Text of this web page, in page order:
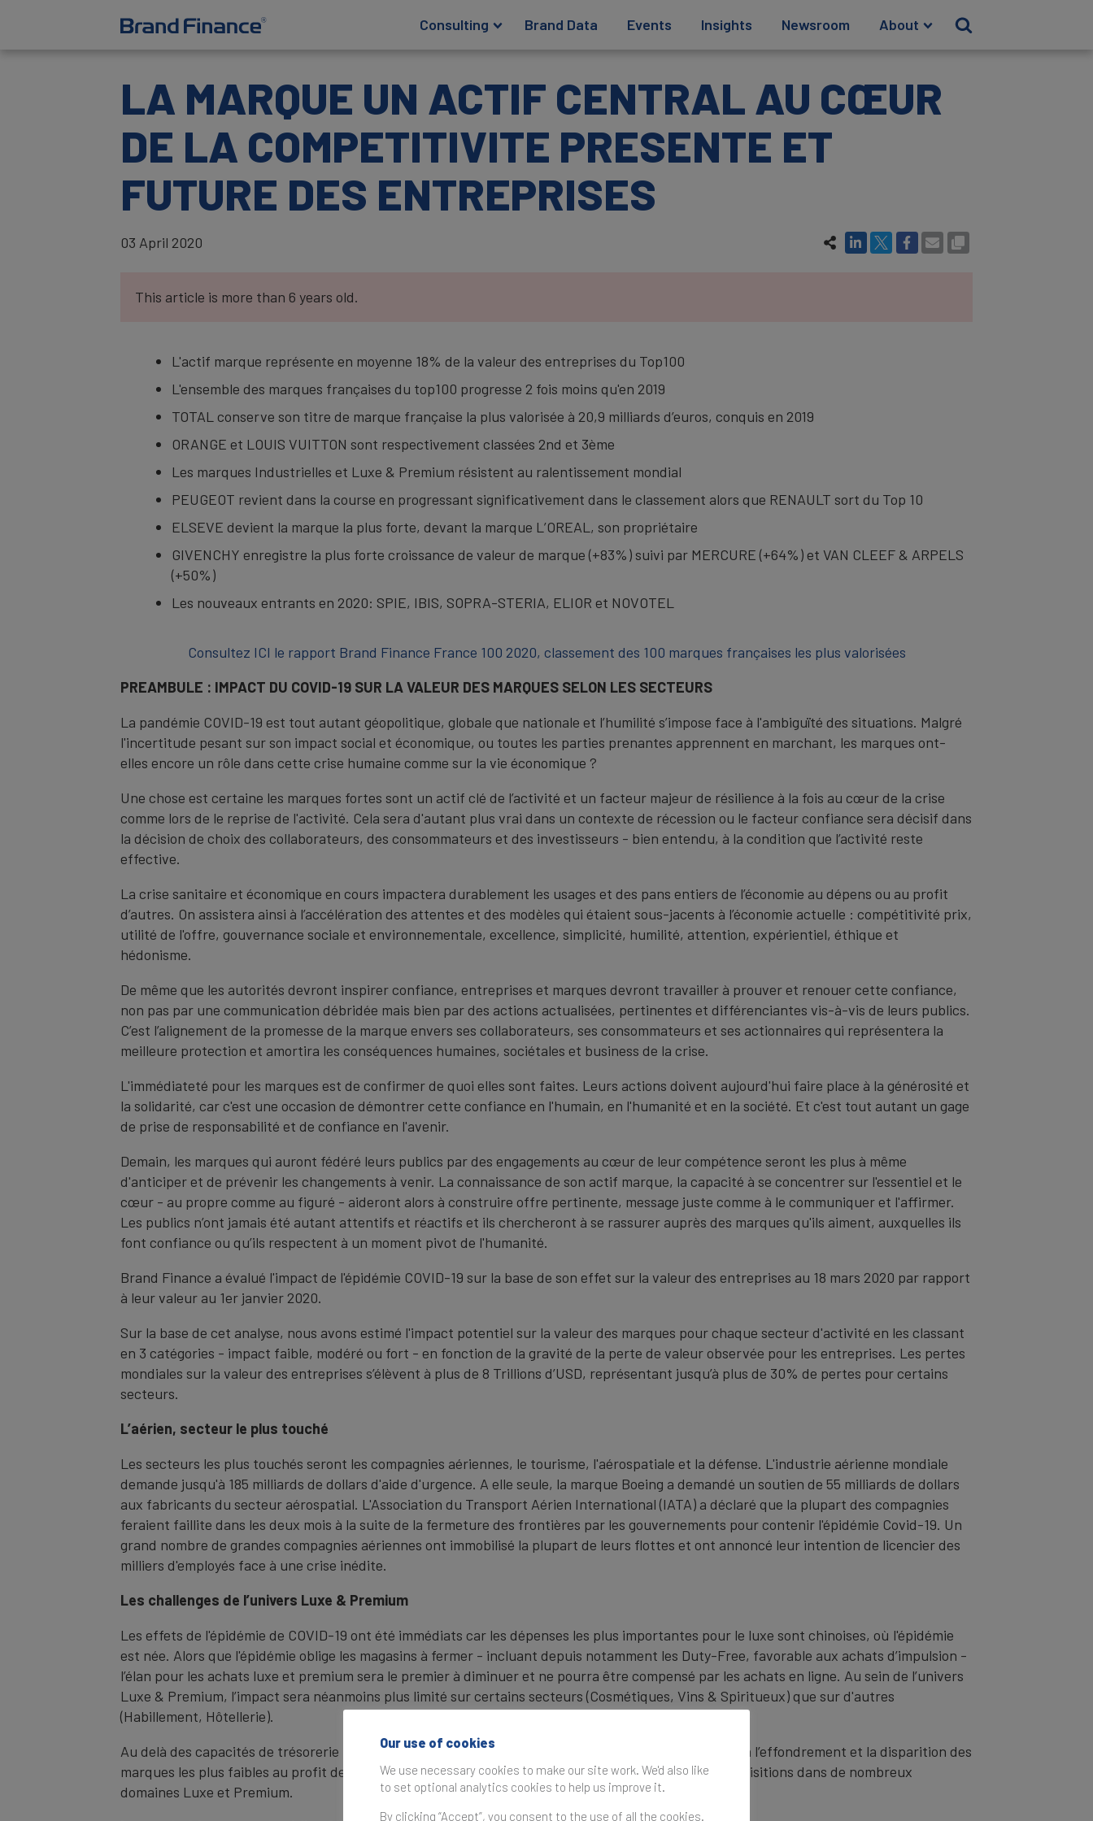
Consulting Brand Data Events Insights Newsroom About
LA MARQUE UN ACTIF CENTRAL AU CŒUR
DE LA COMPETITIVITE PRESENTE ET
FUTURE DES ENTREPRISES
03 April 2020
This article is more than 6 years old.
L'actif marque représente en moyenne 18% de la valeur des entreprises du Top100
L'ensemble des marques françaises du top100 progresse 2 fois moins qu'en 2019
TOTAL conserve son titre de marque française la plus valorisée à 20,9 milliards d’euros, conquis en 2019
ORANGE et LOUIS VUITTON sont respectivement classées 2nd et 3ème
Les marques Industrielles et Luxe & Premium résistent au ralentissement mondial
PEUGEOT revient dans la course en progressant significativement dans le classement alors que RENAULT sort du Top 10
ELSEVE devient la marque la plus forte, devant la marque L’OREAL, son propriétaire
GIVENCHY enregistre la plus forte croissance de valeur de marque (+83%) suivi par MERCURE (+64%) et VAN CLEEF & ARPELS
(+50%)
Les nouveaux entrants en 2020: SPIE, IBIS, SOPRA-STERIA, ELIOR et NOVOTEL
Consultez ICI le rapport Brand Finance France 100 2020, classement des 100 marques françaises les plus valorisées
PREAMBULE : IMPACT DU COVID-19 SUR LA VALEUR DES MARQUES SELON LES SECTEURS
La pandémie COVID-19 est tout autant géopolitique, globale que nationale et l’humilité s’impose face à l'ambiguïté des situations. Malgré
l'incertitude pesant sur son impact social et économique, ou toutes les parties prenantes apprennent en marchant, les marques ont-
elles encore un rôle dans cette crise humaine comme sur la vie économique ?
Une chose est certaine les marques fortes sont un actif clé de l’activité et un facteur majeur de résilience à la fois au cœur de la crise
comme lors de le reprise de l'activité. Cela sera d'autant plus vrai dans un contexte de récession ou le facteur confiance sera décisif dans
la décision de choix des collaborateurs, des consommateurs et des investisseurs - bien entendu, à la condition que l’activité reste
effective.
La crise sanitaire et économique en cours impactera durablement les usages et des pans entiers de l’économie au dépens ou au profit
d’autres. On assistera ainsi à l’accélération des attentes et des modèles qui étaient sous-jacents à l’économie actuelle : compétitivité prix,
utilité de l'offre, gouvernance sociale et environnementale, excellence, simplicité, humilité, attention, expérientiel, éthique et
hédonisme.
De même que les autorités devront inspirer confiance, entreprises et marques devront travailler à prouver et renouer cette confiance,
non pas par une communication débridée mais bien par des actions actualisées, pertinentes et différenciantes vis-à-vis de leurs publics.
C’est l’alignement de la promesse de la marque envers ses collaborateurs, ses consommateurs et ses actionnaires qui représentera la
meilleure protection et amortira les conséquences humaines, sociétales et business de la crise.
L'immédiateté pour les marques est de confirmer de quoi elles sont faites. Leurs actions doivent aujourd'hui faire place à la générosité et
la solidarité, car c'est une occasion de démontrer cette confiance en l'humain, en l'humanité et en la société. Et c'est tout autant un gage
de prise de responsabilité et de confiance en l'avenir.
Demain, les marques qui auront fédéré leurs publics par des engagements au cœur de leur compétence seront les plus à même
d'anticiper et de prévenir les changements à venir. La connaissance de son actif marque, la capacité à se concentrer sur l'essentiel et le
cœur - au propre comme au figuré - aideront alors à construire offre pertinente, message juste comme à le communiquer et l'affirmer.
Les publics n’ont jamais été autant attentifs et réactifs et ils chercheront à se rassurer auprès des marques qu'ils aiment, auxquelles ils
font confiance ou qu’ils respectent à un moment pivot de l'humanité.
Brand Finance a évalué l'impact de l'épidémie COVID-19 sur la base de son effet sur la valeur des entreprises au 18 mars 2020 par rapport
à leur valeur au 1er janvier 2020.
Sur la base de cet analyse, nous avons estimé l'impact potentiel sur la valeur des marques pour chaque secteur d'activité en les classant
en 3 catégories - impact faible, modéré ou fort - en fonction de la gravité de la perte de valeur observée pour les entreprises. Les pertes
mondiales sur la valeur des entreprises s’élèvent à plus de 8 Trillions d’USD, représentant jusqu’à plus de 30% de pertes pour certains
secteurs.
L’aérien, secteur le plus touché
Les secteurs les plus touchés seront les compagnies aériennes, le tourisme, l'aérospatiale et la défense. L'industrie aérienne mondiale
demande jusqu'à 185 milliards de dollars d'aide d'urgence. A elle seule, la marque Boeing a demandé un soutien de 55 milliards de dollars
aux fabricants du secteur aérospatial. L'Association du Transport Aérien International (IATA) a déclaré que la plupart des compagnies
feraient faillite dans les deux mois à la suite de la fermeture des frontières par les gouvernements pour contenir l'épidémie Covid-19. Un
grand nombre de grandes compagnies aériennes ont immobilisé la plupart de leurs flottes et ont annoncé leur intention de licencier des
milliers d'employés face à une crise inédite.
Les challenges de l’univers Luxe & Premium
Les effets de l'épidémie de COVID-19 ont été immédiats car les dépenses les plus importantes pour le luxe sont chinoises, où l'épidémie
est née. Alors que l'épidémie oblige les magasins à fermer - incluant depuis notamment les Duty-Free, favorable aux achats d’impulsion -
l’élan pour les achats luxe et premium sera le premier à diminuer et ne pourra être compensé par les achats en ligne. Au sein de l’univers
Luxe & Premium, l’impact sera néanmoins plus limité sur certains secteurs (Cosmétiques, Vins & Spiritueux) que sur d'autres
(Habillement, Hôtellerie).
Au delà des capacités de trésorerie pour amortir les conséquences de cette récession, cela favorisera l’effondrement et la disparition des
marques les plus faibles au profit des marques fortes et conduira à l’accélération des Fusions et Acquisitions dans de nombreux
domaines Luxe et Premium.
Our use of cookies
We use necessary cookies to make our site work. We'd also like
to set optional analytics cookies to help us improve it.
By clicking “Accept”, you consent to the use of all the cookies.